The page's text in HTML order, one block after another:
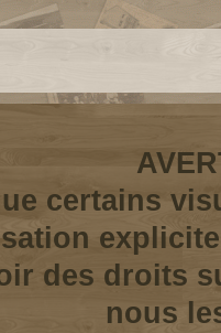
certains
des droits
nous